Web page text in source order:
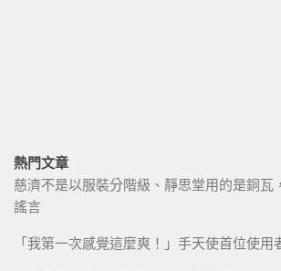
熱門文章
慈濟不是以服裝分階級、靜思堂用的是銅瓦
謠言
「我第一次感覺這麼爽！」手天使首位使用